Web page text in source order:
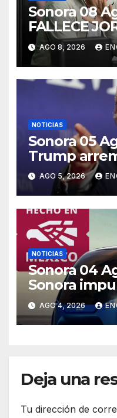
Sonora 08
FALLECE
PADRE Y
DE LIONEL
AÑOS
AGO 8, 2026
NOTICIAS
Sonora 05
Trump
México,
potencias
abusos
AGO 5, 2026
NOTICIAS
Sonora 04
Sonora
«Beyond»,
eléctrico
AGO 4, 2026
Deja una
Tu dirección de